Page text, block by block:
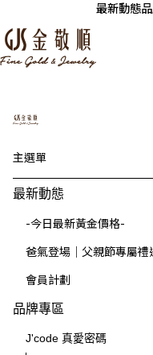
最新動態
主選單
最新動態
-今日最新黃金價格-
爸氣登場｜父親節專屬禮
會員計劃
品牌專區
J'code 真愛密碼